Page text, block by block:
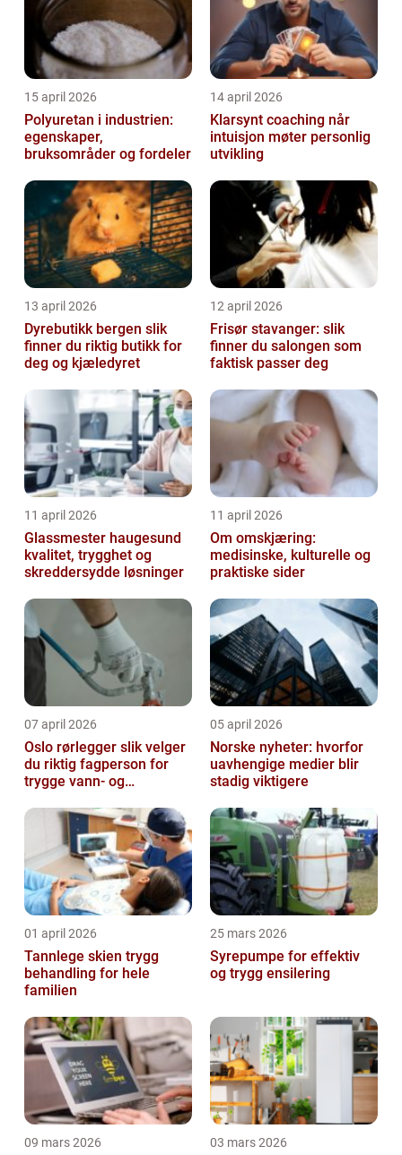
15 april 2026
Polyuretan i industrien:
egenskaper,
bruksområder og fordeler
14 april 2026
Klarsynt coaching når
intuisjon møter personlig
utvikling
13 april 2026
Dyrebutikk bergen slik
finner du riktig butikk for
deg og kjæledyret
12 april 2026
Frisør stavanger: slik
finner du salongen som
faktisk passer deg
11 april 2026
Glassmester haugesund
kvalitet, trygghet og
skreddersydde løsninger
11 april 2026
Om omskjæring:
medisinske, kulturelle og
praktiske sider
07 april 2026
Oslo rørlegger slik velger
du riktig fagperson for
trygge vann- og
05 april 2026
Norske nyheter: hvorfor
uavhengige medier blir
stadig viktigere
01 april 2026
Tannlege skien trygg
behandling for hele
familien
25 mars 2026
Syrepumpe for effektiv
og trygg ensilering
09 mars 2026 03 mars 2026